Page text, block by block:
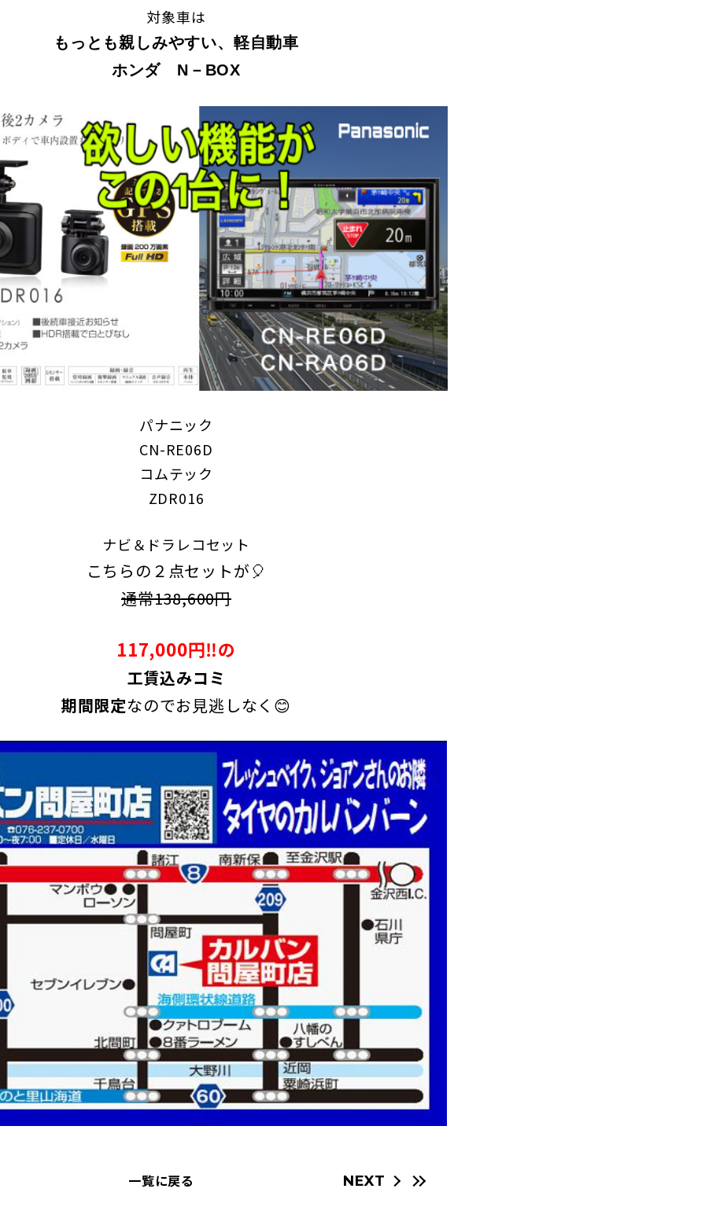
対象車は
もっとも親しみやすい、軽自動車
ホンダ N－BOX
パナニック
CN-RE06D
コムテック
ZDR016
ナビ＆ドラレコセット
こちらの２点セットが🎈
通常138,600円
117,000円‼の
工賃込みコミ
期間限定なのでお見逃しなく😊
一覧に戻る NEXT